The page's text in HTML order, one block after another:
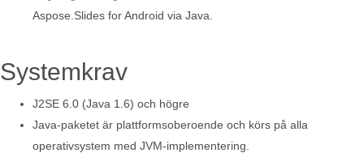
Aspose.Slides for Android via Java.
Systemkrav
J2SE 6.0 (Java 1.6) och högre
Java-paketet är plattformsoberoende och körs på alla
operativsystem med JVM-implementering.